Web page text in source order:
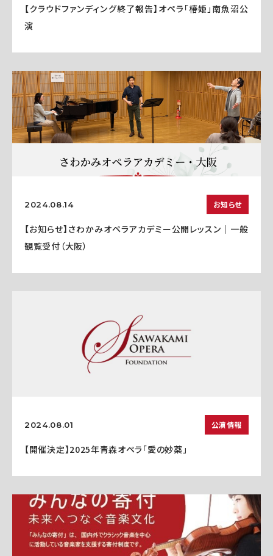
【クラウドファンディング終了報告】オペラ「椿姫」南魚沼公
演
2024.08.14 お知らせ
【お知らせ】さわかみオペラアカデミー公開レッスン｜一般
観覧受付（大阪）
2024.08.01 公演情報
【開催決定】2025年青森オペラ「愛の妙薬」